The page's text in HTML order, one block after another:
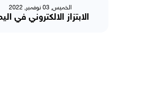
الخميس, 03 نوفمبر, 2022
الابتزاز الالكتروني في